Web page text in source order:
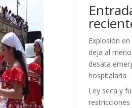
Explosión
deja al
desata
hospitalaria
Ley seca y
restricciones